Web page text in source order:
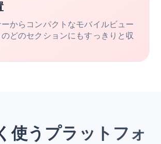
からコンパクトなモバイルビュー
どのセクションにもすっきりと収
使うプラットフォ